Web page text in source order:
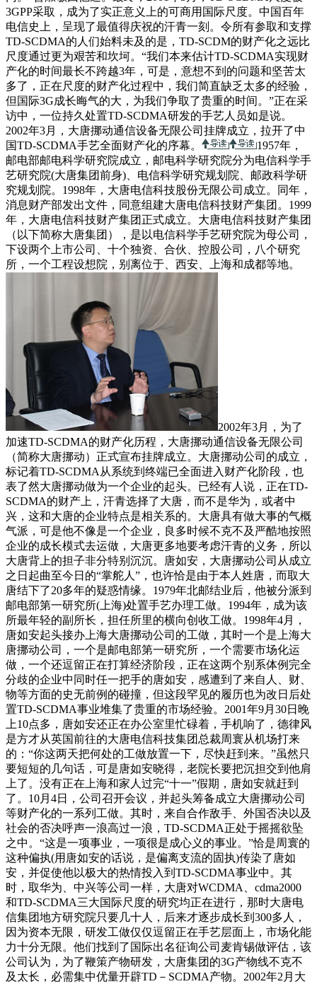
3GPP采取，成为了实正意义上的可商用国际尺度。中国百年
电信史上，呈现了最值得庆祝的汗青一刻。令所有参取和支撑
TD-SCDMA的人们始料未及的是，TD-SCDM的财产化之远比
尺度通过更为艰苦和坎坷。“我们本来估计TD-SCDMA实现财
产化的时间最长不跨越3年，可是，意想不到的问题和坚苦太
多了，正在尺度的财产化过程中，我们简直缺乏太多的经验，
但国际3G成长晦气的大，为我们争取了贵重的时间。”正在采
访中，一位持久处置TD-SCDMA研发的手艺人员如是说。
2002年3月，大唐挪动通信设备无限公司挂牌成立，拉开了中
国TD-SCDMA手艺全面财产化的序幕。
1957年，
邮电部邮电科学研究院成立，邮电科学研究院分为电信科学手
艺研究院(大唐集团前身)、电信科学研究规划院、邮政科学研
究规划院。1998年，大唐电信科技股份无限公司成立。同年，
消息财产部发出文件，同意组建大唐电信科技财产集团。1999
年，大唐电信科技财产集团正式成立。大唐电信科技财产集团
（以下简称大唐集团），是以电信科学手艺研究院为母公司，
下设两个上市公司、十个独资、合伙、控股公司，八个研究
所，一个工程设想院，别离位于、西安、上海和成都等地。
2002年3月，为了
加速TD-SCDMA的财产化历程，大唐挪动通信设备无限公司
（简称大唐挪动）正式宣布挂牌成立。大唐挪动公司的成立，
标记着TD-SCDMA从系统到终端已全面进入财产化阶段，也
表了然大唐挪动做为一个企业的起头。已经有人说，正在TD-
SCDMA的财产上，汗青选择了大唐，而不是华为，或者中
兴，这和大唐的企业特点是相关系的。大唐具有做大事的气概
气派，可是他不像是一个企业，良多时候不克不及严酷地按照
企业的成长模式去运做，大唐更多地要考虑汗青的义务，所以
大唐背上的担子非分特别沉沉。唐如安，大唐挪动公司从成立
之日起曲至今日的“掌舵人”，也许恰是由于本人姓唐，而取大
唐结下了20多年的疑惑情缘。1979年北邮结业后，他被分派到
邮电部第一研究所(上海)处置手艺办理工做。1994年，成为该
所最年轻的副所长，担任所里的横向创收工做。1998年4月，
唐如安起头接办上海大唐挪动公司的工做，其时一个是上海大
唐挪动公司，一个是邮电部第一研究所，一个需要市场化运
做，一个还逗留正在打算经济阶段，正在这两个别系体例完全
分歧的企业中同时任一把手的唐如安，感遭到了来自人、财、
物等方面的史无前例的碰撞，但这段罕见的履历也为改日后处
置TD-SCDMA事业堆集了贵重的市场经验。2001年9月30日晚
上10点多，唐如安还正在办公室里忙碌着，手机响了，德律风
是方才从英国前往的大唐电信科技集团总裁周寰从机场打来
的：“你这两天把何处的工做放置一下，尽快赶到来。”虽然只
要短短的几句话，可是唐如安晓得，老院长要把沉担交到他肩
上了。没有正在上海和家人过完“十一”假期，唐如安就赶到
了。10月4日，公司召开会议，并起头筹备成立大唐挪动公司
等财产化的一系列工做。其时，来自合作敌手、外国否决以及
社会的否决呼声一浪高过一浪，TD-SCDMA正处于摇摇欲坠
之中。“这是一项事业，一项很是成心义的事业。”恰是周寰的
这种偏执(用唐如安的话说，是偏离支流的固执)传染了唐如
安，并促使他以极大的热情投入到TD-SCDMA事业中。其
时，取华为、中兴等公司一样，大唐对WCDMA、cdma2000
和TD-SCDMA三大国际尺度的研究均正在进行，那时大唐电
信集团地方研究院只要几十人，后来才逐步成长到300多人，
因为资本无限，研发工做仅仅逗留正在手艺层面上，市场化能
力十分无限。他们找到了国际出名征询公司麦肯锡做评估，该
公司认为，为了鞭策产物研发，大唐集团的3G产物线不克不
及太长，必需集中优量开辟TD－SCDMA产物。2002年2月大